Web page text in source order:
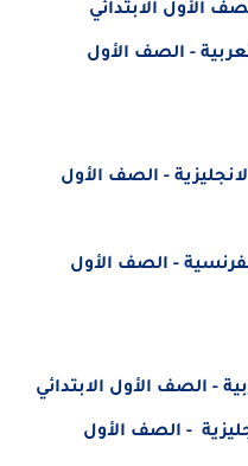
الأول الابتدائي
- الصف الأول
- الصف الأول
- الصف الأول
- الصف الأول الابتدائي
- الصف الأول